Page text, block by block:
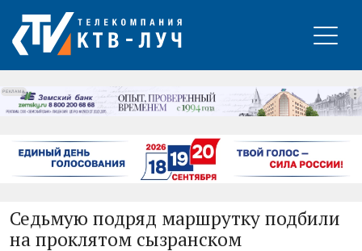
РЕКЛАМА
Седьмую подряд маршрутку подбили
на проклятом сызранском